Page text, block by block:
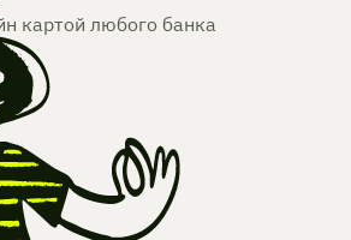
картой любого банка